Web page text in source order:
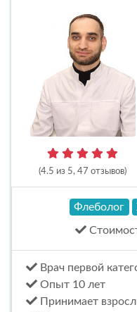
(4.5 из 5, 47 отзывов)
Флеболог
Врач первой
Опыт 10 лет
Принимает